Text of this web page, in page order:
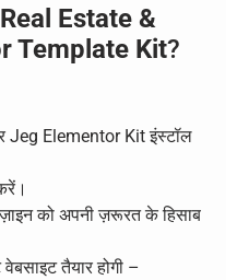
Estate &
Template Kit?
Jeg Elementor Kit इंस्टॉल
को अपनी ज़रूरत के हिसाब
तैयार होगी –